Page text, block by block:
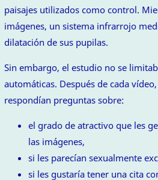
paisajes utilizados como control.
imágenes, un sistema infrarrojo
dilatación de sus pupilas.
Sin embargo, el estudio no se
automáticas. Después de cada
respondían preguntas sobre:
el grado de atractivo que les
las imágenes,
si les parecían sexualmente
si les gustaría tener una cita